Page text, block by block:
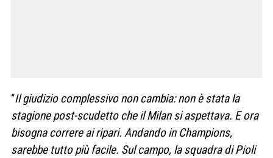
“Il giudizio complessivo non cambia: non è stata la
stagione post-scudetto che il Milan si aspettava. E ora
bisogna correre ai ripari. Andando in Champions,
sarebbe tutto più facile. Sul campo, la squadra di Pioli